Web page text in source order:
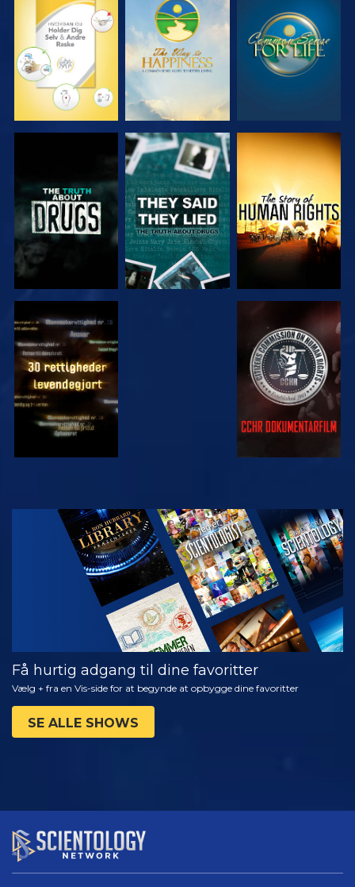
SE SE SE
SE SE
SE SE
SE
UDFORSK
SERIEN
Få hurtig adgang til dine favoritter
Vælg + fra en Vis-side for at begynde at opbygge dine favoritter
SE ALLE SHOWS